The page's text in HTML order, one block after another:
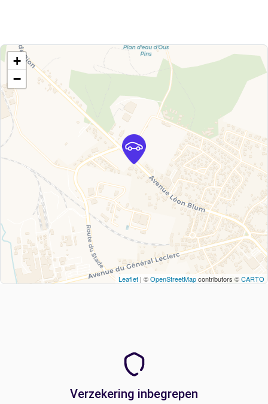
+
−
Leaflet | ©OpenStreetMapcontributors ©CARTO
Verzekering inbegrepen